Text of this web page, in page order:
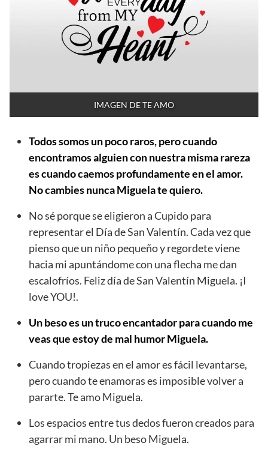
IMAGEN DE TE AMO
Todos somos un poco raros, pero cuando
encontramos alguien con nuestra misma rareza
es cuando caemos profundamente en el amor.
No cambies nunca Miguela te quiero.
No sé porque se eligieron a Cupido para
representar el Día de San Valentín. Cada vez que
pienso que un niño pequeño y regordete viene
hacia mi apuntándome con una flecha me dan
escalofríos. Feliz día de San Valentín Miguela. ¡I
love YOU!.
Un beso es un truco encantador para cuando me
veas que estoy de mal humor Miguela.
Cuando tropiezas en el amor es fácil levantarse,
pero cuando te enamoras es imposible volver a
pararte. Te amo Miguela.
Los espacios entre tus dedos fueron creados para
agarrar mi mano. Un beso Miguela.